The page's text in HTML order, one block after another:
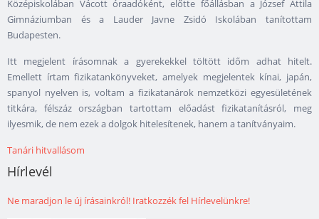
Középiskolában Vácott óraadóként, előtte főállásban a József Attila
Gimnáziumban és a Lauder Javne Zsidó Iskolá­ban tanítottam
Budapesten.
Itt megjelent írásomnak a gyerekekkel töltött időm adhat hitelt.
Emellett írtam fizikatankönyveket, amelyek megjelentek kínai, japán,
spanyol nyelven is, voltam a fizikatanárok nemzetközi egyesületének
titkára, félszáz országban tartottam előadást fizikatanításról, meg
ilyesmik, de nem ezek a dolgok hitelesítenek, hanem a tanítványaim.
Tanári hitvallásom
Hírlevél
Ne maradjon le új írásainkról! Iratkozzék fel Hírlevelünkre!